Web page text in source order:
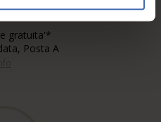
gratuita'*
Posta A